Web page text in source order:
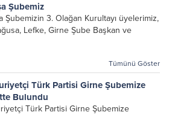
kurulu, şube başkanları ve yönetim
katılımıyla gerçekleşti....
Şubemiz
Şubemizin 3. Olağan Kurultayı üyelerimiz,
Lefke, Girne Şube Başkan ve
katılımı ile gerçekleşti. Önceki
görev alan, emek veren, katkı koyan...
Tümünü Göster
Türk Partisi Girne Şubemize
Bulundu
Türk Partisi Girne Şubemize